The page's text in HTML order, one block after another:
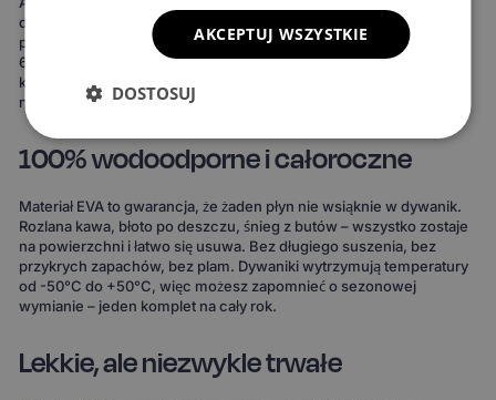
dopasowane do Twojego stylu. Do wyboru masz 15 kolorów
powierzchni, 3 wzory komórek i 20 wariantów obszycia – to ponad
690 kombinacji! Możesz wybrać dywaniki, które idealnie
komponują się z wnętrzem Twojego auta lub nadają mu zupełnie
nowy charakter.
100% wodoodporne i całoroczne
Materiał EVA to gwarancja, że żaden płyn nie wsiąknie w dywanik.
Rozlana kawa, błoto po deszczu, śnieg z butów – wszystko zostaje
na powierzchni i łatwo się usuwa. Bez długiego suszenia, bez
przykrych zapachów, bez plam. Dywaniki wytrzymują temperatury
od -50°C do +50°C, więc możesz zapomnieć o sezonowej
wymianie – jeden komplet na cały rok.
Lekkie, ale niezwykle trwałe
AKCEPTUJ WSZYSTKIE
DOSTOSUJ